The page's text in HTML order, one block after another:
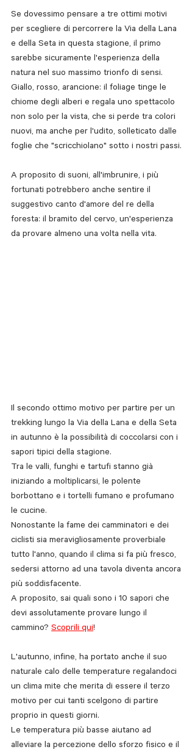
Se dovessimo pensare a tre ottimi motivi
per scegliere di percorrere la Via della Lana
e della Seta in questa stagione, il primo
sarebbe sicuramente l'esperienza della
natura nel suo massimo trionfo di sensi.
Giallo, rosso, arancione: il foliage tinge le
chiome degli alberi e regala uno spettacolo
non solo per la vista, che si perde tra colori
nuovi, ma anche per l'udito, solleticato dalle
foglie che "scricchiolano" sotto i nostri passi.
A proposito di suoni, all'imbrunire, i più
fortunati potrebbero anche sentire il
suggestivo canto d'amore del re della
foresta: il bramito del cervo, un'esperienza
da provare almeno una volta nella vita.
Il secondo ottimo motivo per partire per un
trekking lungo la Via della Lana e della Seta
in autunno è la possibilità di coccolarsi con i
sapori tipici della stagione.
Tra le valli, funghi e tartufi stanno già
iniziando a moltiplicarsi, le polente
borbottano e i tortelli fumano e profumano
le cucine.
Nonostante la fame dei camminatori e dei
ciclisti sia meravigliosamente proverbiale
tutto l'anno, quando il clima si fa più fresco,
sedersi attorno ad una tavola diventa ancora
più soddisfacente.
A proposito, sai quali sono i 10 sapori che
devi assolutamente provare lungo il
cammino? Scoprili qui!
L'autunno, infine, ha portato anche il suo
naturale calo delle temperature regalandoci
un clima mite che merita di essere il terzo
motivo per cui tanti scelgono di partire
proprio in questi giorni.
Le temperatura più basse aiutano ad
alleviare la percezione dello sforzo fisico e il